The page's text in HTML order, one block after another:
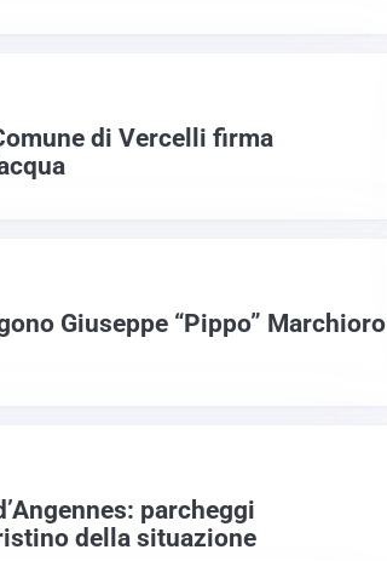
di Vercelli firma
Giuseppe “Pippo” Marchioro
parcheggi
della situazione